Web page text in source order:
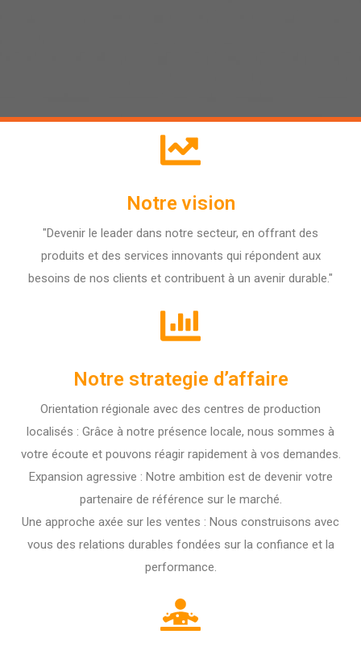
Notre vision
"Devenir le leader dans notre secteur, en offrant des
produits et des services innovants qui répondent aux
besoins de nos clients et contribuent à un avenir durable."
Notre strategie d’affaire
Orientation régionale avec des centres de production
localisés : Grâce à notre présence locale, nous sommes à
votre écoute et pouvons réagir rapidement à vos demandes.
Expansion agressive : Notre ambition est de devenir votre
partenaire de référence sur le marché.
Une approche axée sur les ventes : Nous construisons avec
vous des relations durables fondées sur la confiance et la
performance.